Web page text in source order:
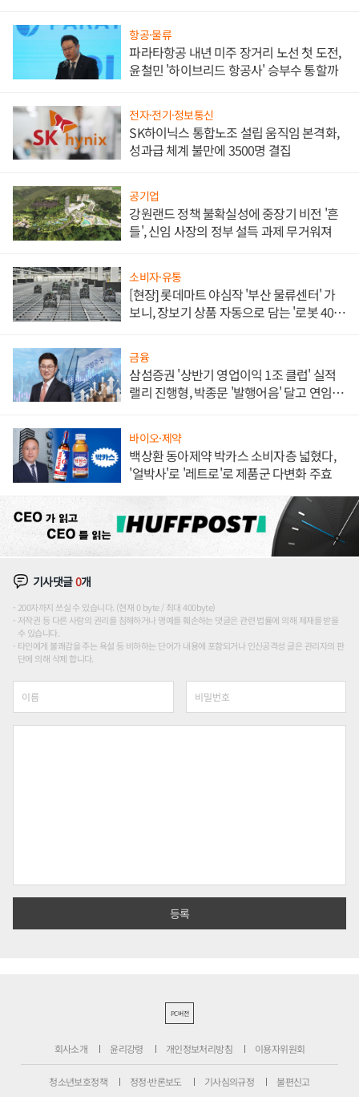
항공·물류
파라타항공 내년 미주 장거리 노선 첫 도전,
윤철민 '하이브리드 항공사' 승부수 통할까
전자·전기·정보통신
SK하이닉스 통합노조 설립 움직임 본격화,
성과급 체계 불만에 3500명 결집
공기업
강원랜드 정책 불확실성에 중장기 비전 '흔
들', 신임 사장의 정부 설득 과제 무거워져
소비자·유통
[현장] 롯데마트 야심작 '부산 물류센터' 가
보니, 장보기 상품 자동으로 담는 '로봇 400
금융
삼섬증권 '상반기 영업이익 1조 클럽' 실적
랠리 진행형, 박종문 '발행어음' 달고 연임 향
바이오·제약
백상환 동아제약 박카스 소비자층 넓혔다,
'얼박사'로 '레트로'로 제품군 다변화 주효
기사댓글0개
200자까지 쓰실 수 있습니다. (현재 0 byte / 최대 400byte)
저작권 등 다른 사람의 권리를 침해하거나 명예를 훼손하는 댓글은 관련 법률에 의해 제재를 받을
수 있습니다.
타인에게 불쾌감을 주는 욕설 등 비하하는 단어가 내용에 포함되거나 인신공격성 글은 관리자의 판
단에 의해 삭제 합니다.
PC버전
회사소개 윤리강령 개인정보처리방침 이용자위원회
청소년보호정책 정정·반론보도 기사심의규정 불편신고